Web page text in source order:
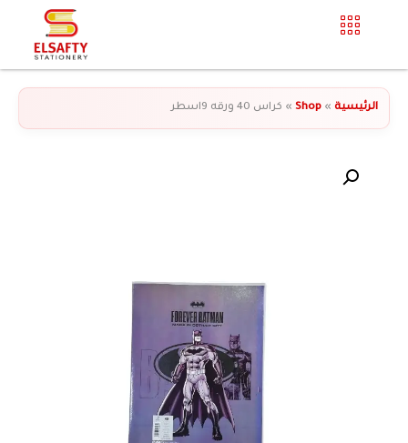
الرئيسية »
Shop
» كراس 40 ورقه 9اسطر